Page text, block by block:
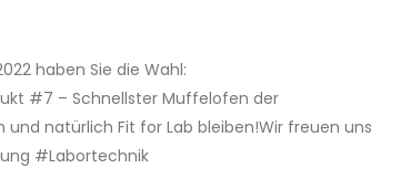
haben Sie die Wahl:
#7 – Schnellster Muffelofen der
und natürlich Fit for Lab bleiben!Wir freuen uns
#Labortechnik